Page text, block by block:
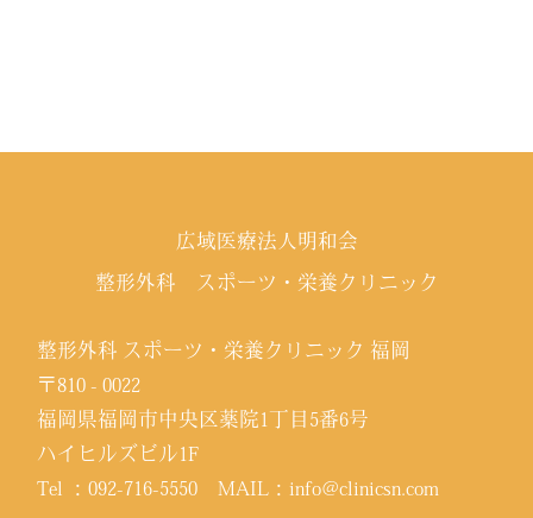
広域医療法人明和会
整形外科 スポーツ・栄養クリニック
整形外科 スポーツ・栄養クリニック 福岡
〒810 - 0022
福岡県福岡市中央区薬院1丁目5番6号
ハイヒルズビル1F
Tel ：092-716-5550 MAIL：info@clinicsn.com